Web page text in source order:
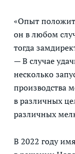
«Опыт
он в любом
тогда
— В случае
несколько
производства
в различных
различных
В 2022 году